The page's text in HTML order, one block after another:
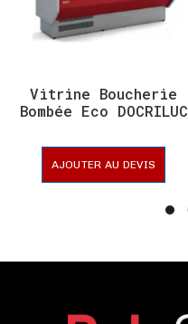
Vitrine Boucherie
Bombée Eco DOCRILUC
AJOUTER AU DEVIS